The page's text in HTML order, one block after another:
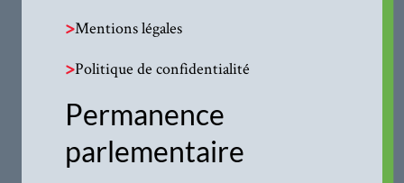
>Mentions légales
>Politique de confidentialité
Permanence
parlementaire